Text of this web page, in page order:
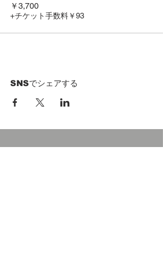
￥3,700
+チケット手数料￥93
SNSでシェアする
HOME